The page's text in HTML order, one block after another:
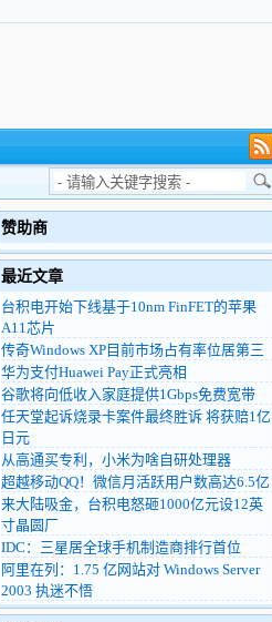
赞助商
最近文章
台积电开始下线基于10nm FinFET的苹果
A11芯片
传奇Windows XP目前市场占有率位居第三
华为支付Huawei Pay正式亮相
谷歌将向低收入家庭提供1Gbps免费宽带
任天堂起诉烧录卡案件最终胜诉 将获赔1亿
日元
从高通买专利，小米为啥自研处理器
超越移动QQ！微信月活跃用户数高达6.5亿
来大陆吸金，台积电怒砸1000亿元设12英
寸晶圆厂
IDC：三星居全球手机制造商排行首位
阿里在列：1.75 亿网站对 Windows Server
2003 执迷不悟